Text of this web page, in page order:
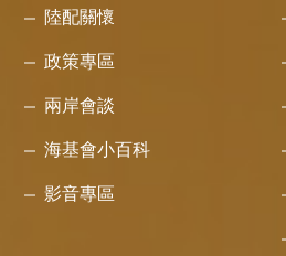
陸配關懷
政策專區
兩岸會談
海基會小百科
影音專區